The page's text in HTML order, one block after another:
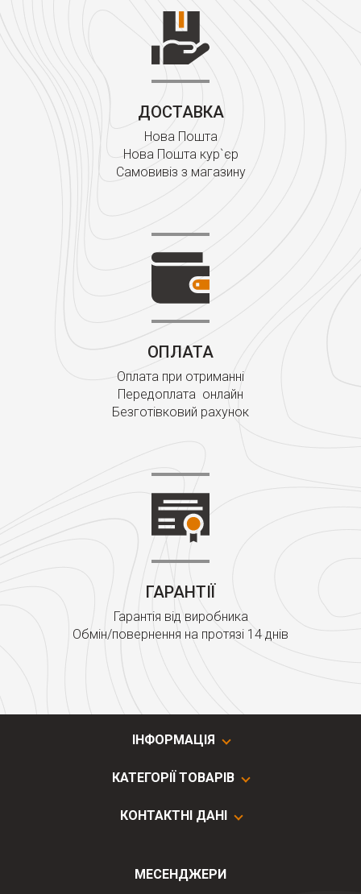
ДОСТАВКА
Нова Пошта
Нова Пошта кур`єр
Самовивіз з магазину
ОПЛАТА
Оплата при отриманні
Передоплата онлайн
Безготівковий рахунок
ГАРАНТІЇ
Гарантія від виробника
Обмін/повернення на протязі 14 днів
ІНФОРМАЦІЯ
КАТЕГОРІЇ ТОВАРІВ
КОНТАКТНІ ДАНІ
МЕСЕНДЖЕРИ